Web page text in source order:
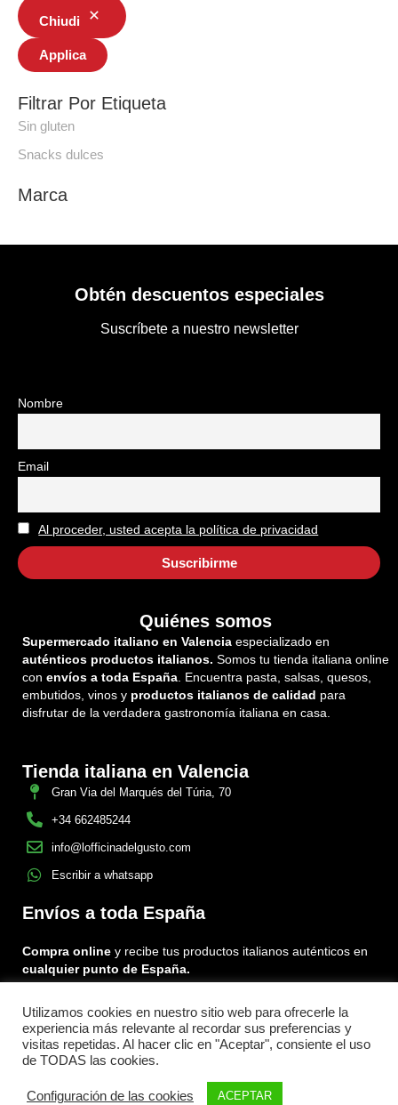
Chiudi
Applica
Filtrar Por Etiqueta
Sin gluten
Snacks dulces
Marca
Obtén descuentos especiales
Suscríbete a nuestro newsletter
Nombre
Email
Al proceder, usted acepta la política de privacidad
Quiénes somos
Supermercado italiano en Valencia especializado en
auténticos productos italianos. Somos tu tienda italiana online
con envíos a toda España. Encuentra pasta, salsas, quesos,
embutidos, vinos y productos italianos de calidad para
disfrutar de la verdadera gastronomía italiana en casa.
Tienda italiana en Valencia
Gran Via del Marqués del Túria, 70
+34 662485244
info@lofficinadelgusto.com
Escribir a whatsapp
Envíos a toda España
Compra online y recibe tus productos italianos auténticos en
cualquier punto de España.
Encuéntranos en:
FacebookInstagram
Tiktok
Menu
Utilizamos cookies en nuestro sitio web para ofrecerle la
experiencia más relevante al recordar sus preferencias y
visitas repetidas. Al hacer clic en "Aceptar", consiente el uso
de TODAS las cookies.
Configuración de las cookies ACEPTAR